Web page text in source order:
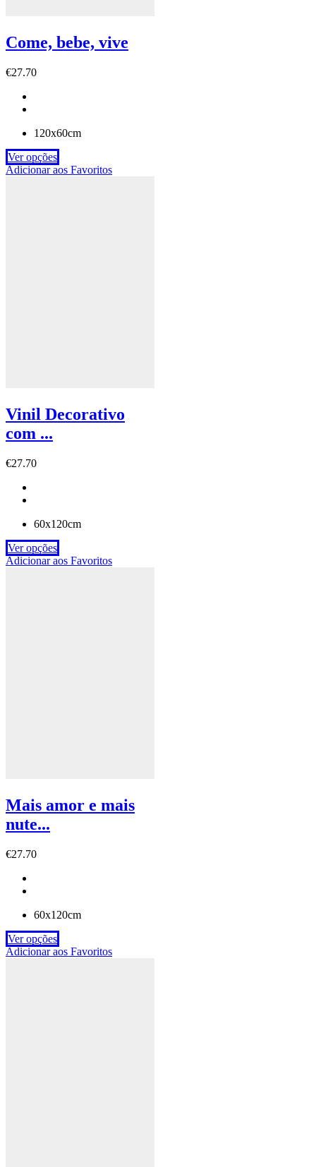
Come, bebe, vive
€27.70
120x60cm
Ver opções
Adicionar aos Favoritos
Vinil Decorativo
com ...
€27.70
60x120cm
Ver opções
Adicionar aos Favoritos
Mais amor e mais
nute...
€27.70
60x120cm
Ver opções
Adicionar aos Favoritos